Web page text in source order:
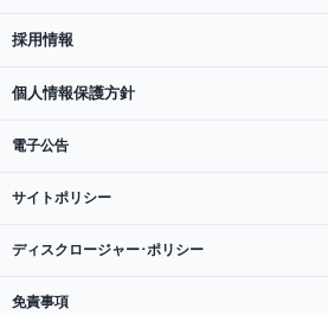
採用情報
個人情報保護方針
電子公告
サイトポリシー
ディスクロージャー･ポリシー
免責事項